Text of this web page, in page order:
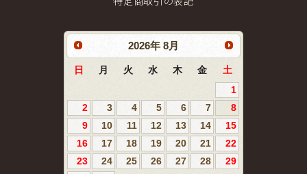
2026年 8月
日 月 火 水 木 金
土
1
2
3 4 5 6 7
8
9
10 11 12 13 14
15
16
17 18 19 20 21
22
23
24 25 26 27 28
29